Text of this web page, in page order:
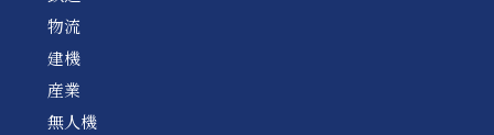
物流
建機
産業
無人機